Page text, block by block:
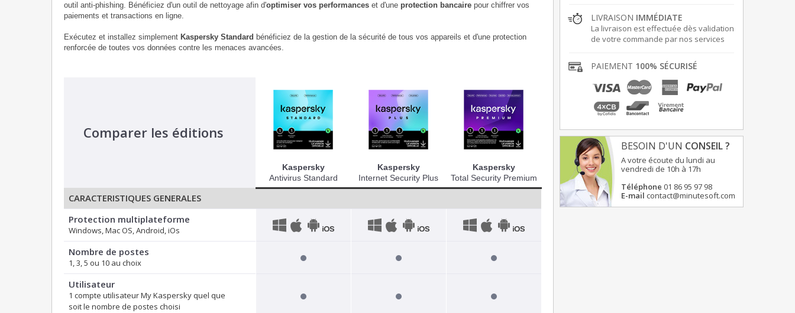
outil anti-phishing. Bénéficiez d'un outil de nettoyage afin d'optimiser vos performances et d'une protection bancaire pour chiffrer vos
paiements et transactions en ligne.
Exécutez et installez simplement Kaspersky Standard bénéficiez de la gestion de la sécurité de tous vos appareils et d'une protection
renforcée de toutes vos données contre les menaces avancées.
Comparer les éditions
Kaspersky
Antivirus Standard
Kaspersky
Internet Security Plus
Kaspersky
Total Security Premium
CARACTERISTIQUES GENERALES
Protection multiplateforme
Windows, Mac OS, Android, iOs
Nombre de postes
1, 3, 5 ou 10 au choix
Utilisateur
1 compte utilisateur My Kaspersky quel que
soit le nombre de postes choisi
LIVRAISON IMMÉDIATE
La livraison est effectuée dès validation
de votre commande par nos services
PAIEMENT 100% SÉCURISÉ
BESOIN D'UN CONSEIL ?
A votre écoute du lundi au
vendredi de 10h à 17h
Téléphone 01 86 95 97 98
E-mail contact@minutesoft.com